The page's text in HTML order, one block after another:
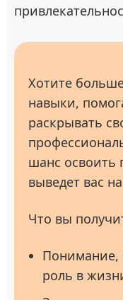
Хотите
навыки,
раскрывать
шанс освоить
выведет вас
Что вы
Понимание,
роль в